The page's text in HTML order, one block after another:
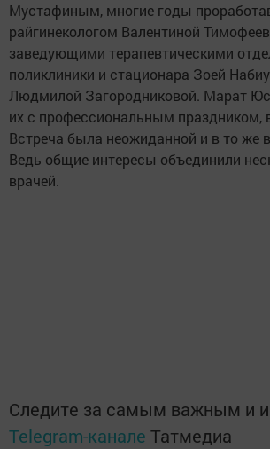
Мустафиным, многие годы
райгинекологом Валентиной
заведующими терапевтическими
поликлиники и стационара Зоей
Людмилой Загородниковой. Марат
их с профессиональным праздником,
Встреча была неожиданной и в то же
Ведь общие интересы объединили
врачей.
Следите за самым важным и
Telegram-канале Татмедиа